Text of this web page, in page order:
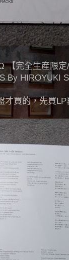
【完全生産限
By HIROYUKI
才買的，先買